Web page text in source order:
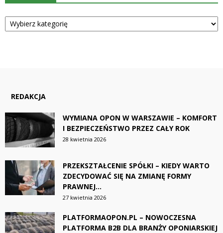
Kategorie
REDAKCJA
WYMIANA OPON W WARSZAWIE – KOMFORT
I BEZPIECZEŃSTWO PRZEZ CAŁY ROK
28 kwietnia 2026
PRZEKSZTAŁCENIE SPÓŁKI – KIEDY WARTO
ZDECYDOWAĆ SIĘ NA ZMIANĘ FORMY
PRAWNEJ...
27 kwietnia 2026
PLATFORMAOPON.PL – NOWOCZESNA
PLATFORMA B2B DLA BRANŻY OPONIARSKIEJ